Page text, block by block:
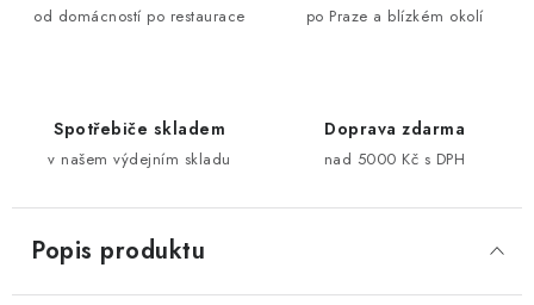
od domácností po restaurace po Praze a blízkém okolí
Spotřebiče skladem
v našem výdejním skladu
Doprava zdarma
nad 5000 Kč s DPH
Popis produktu